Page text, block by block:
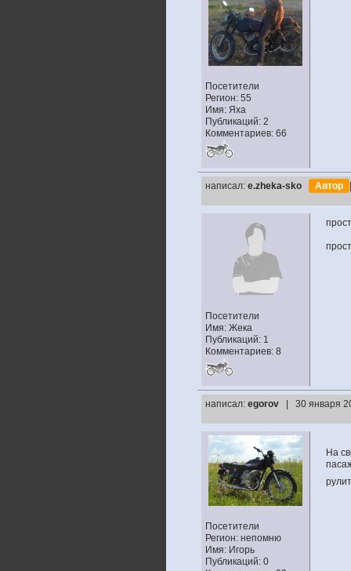
Посетители
Регион: 55
Имя: Яха
Публикаций: 2
Комментариев: 66
написал: e.zheka-sko Автор
Посетители
Имя: Жека
Публикаций: 1
Комментариев: 8
написал: egorov | 30 января
Посетители
Регион: непомню
Имя: Игорь
Публикаций: 0
На